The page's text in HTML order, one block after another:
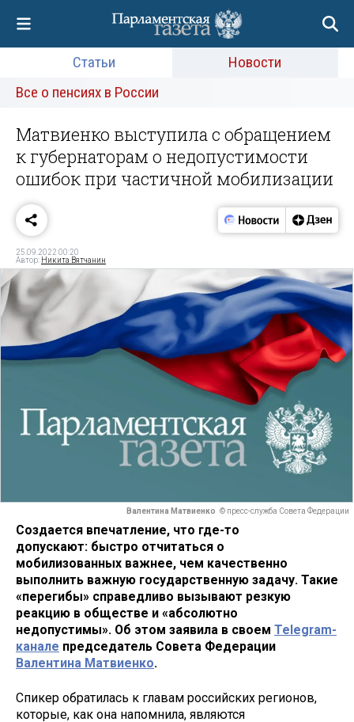
Статьи
Новости
Все о пенсиях в России
Матвиенко выступила с обращением
к губернаторам о недопустимости
ошибок при частичной мобилизации
25.09.2022 00:20
Автор: Никита Вятчанин
Валентина Матвиенко © пресс-служба Совета Федерации
Создается впечатление, что где-то
допускают: быстро отчитаться о
мобилизованных важнее, чем качественно
выполнить важную государственную задачу. Такие
«перегибы» справедливо вызывают резкую
реакцию в обществе и «абсолютно
недопустимы». Об этом заявила в своем Telegram-
канале председатель Совета Федерации
Валентина Матвиенко.
Спикер обратилась к главам российских регионов,
которые, как она напомнила, являются